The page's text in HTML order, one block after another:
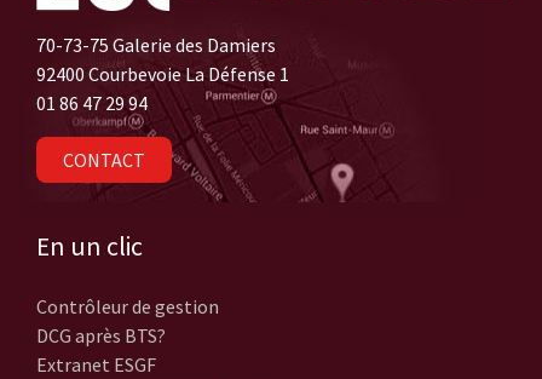
70-73-75 Galerie des Damiers
92400 Courbevoie La Défense 1
01 86 47 29 94
CONTACT
En un clic
Contrôleur de gestion
DCG après BTS?
Extranet ESGF